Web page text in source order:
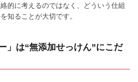
的に考えるのではなく、どういう仕組
知ることが大切です。
」は“無添加せっけん”にこだ